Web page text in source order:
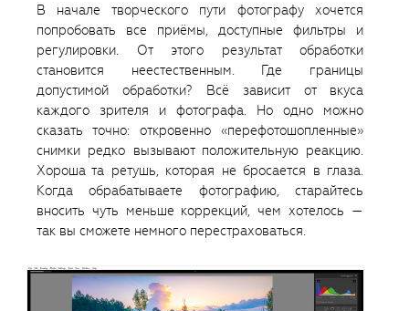
В начале творческого пути фотографу хочется
попробовать все приёмы, доступные фильтры и
регулировки. От этого результат обработки
становится неестественным. Где границы
допустимой обработки? Всё зависит от вкуса
каждого зрителя и фотографа. Но одно можно
сказать точно: откровенно «перефотошопленные»
снимки редко вызывают положительную реакцию.
Хороша та ретушь, которая не бросается в глаза.
Когда обрабатываете фотографию, старайтесь
вносить чуть меньше коррекций, чем хотелось —
так вы сможете немного перестраховаться.